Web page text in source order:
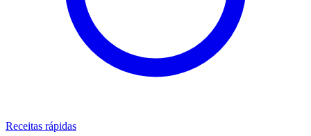
Receitas rápidas